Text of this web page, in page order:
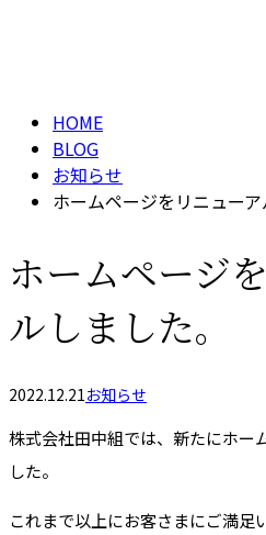
HOME
BLOG
お知らせ
ホームページをリニューア
ホームページ
ルしました。
2022.12.21お知らせ
株式会社田中組では、新たにホー
した。
これまで以上にお客さまにご満足